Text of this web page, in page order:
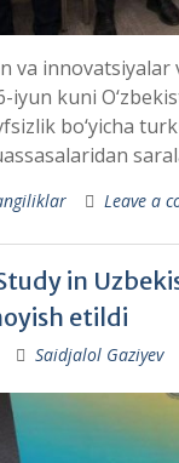
va
iyun kuni
bo‘yicha
Leave a
in
etildi
Saidjalol Gaziyev